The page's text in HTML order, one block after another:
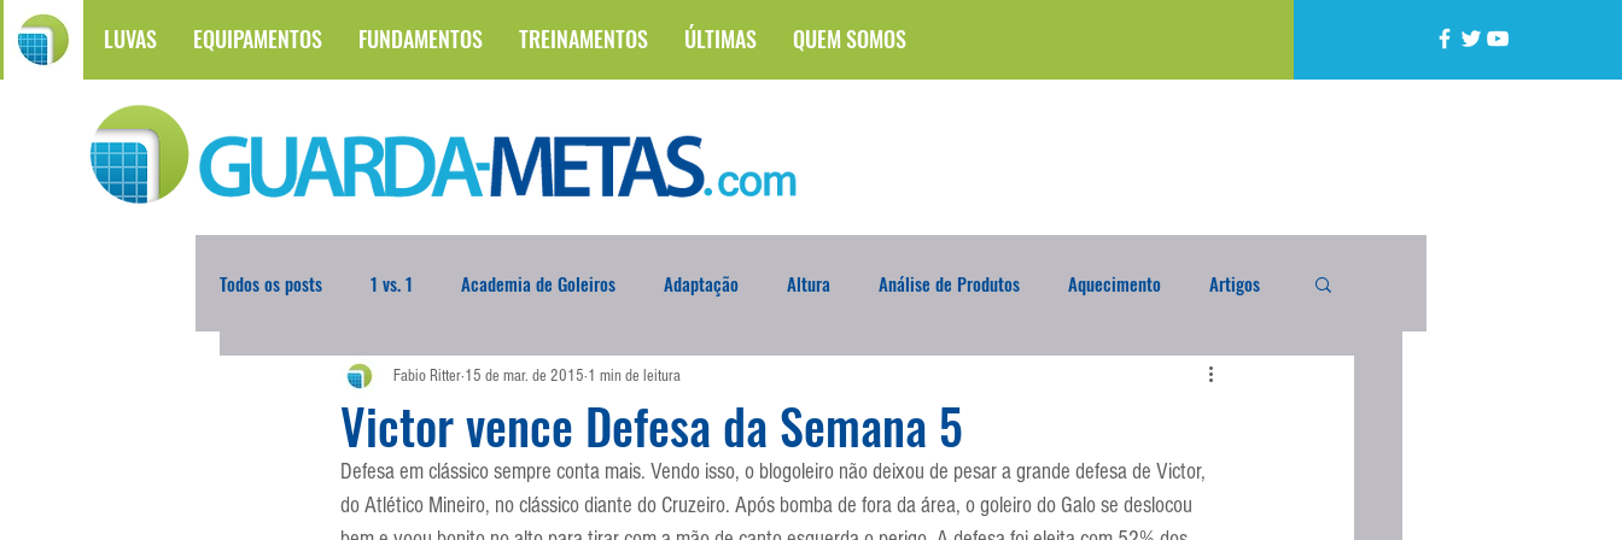
LUVAS EQUIPAMENTOS FUNDAMENTOS TREINAMENTOS ÚLTIMAS QUEM SOMOS
Todos os posts 1 vs. 1 Academia de Goleiros Adaptação Altura Análise de Produtos Aquecimento Artigos
Atualidades Blogoleiro da Semana Brasileirão Compra Exterior
Comunicação Copa do Mundo Curso Defesa da Semana Deslocamento DVD Encaixada Enquete
Victor vence Defesa da Semana 5
Fabio Ritter 15 de mar. de 2015 1 min de leitura
Defesa em clássico sempre conta mais. Vendo isso, o blogoleiro não deixou de pesar a grande defesa de Victor,
do Atlético Mineiro, no clássico diante do Cruzeiro. Após bomba de fora da área, o goleiro do Galo se deslocou